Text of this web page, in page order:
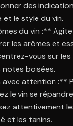
des
et le style du vin.
du vin :**
les arômes et
vous sur les
notes boisées.
avec attention :**
le vin se
attentivement
et les tanins.